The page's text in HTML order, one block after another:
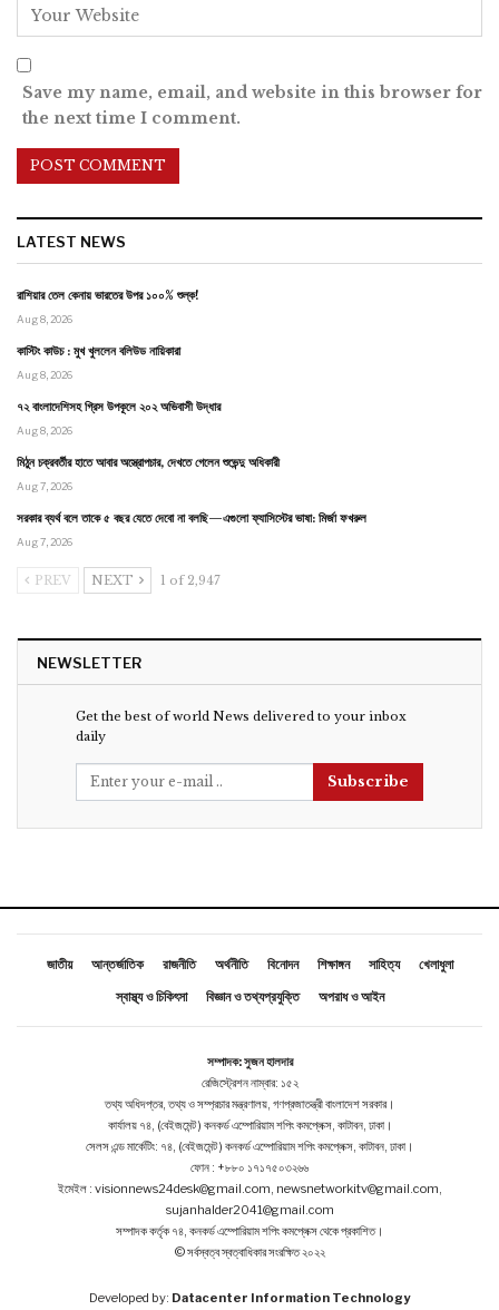
Save my name, email, and website in this browser for
the next time I comment.
LATEST NEWS
রাশিয়ার তেল কেনায় ভারতের উপর ১০০% শুল্ক!
Aug 8, 2026
কাস্টিং কাউচ : মুখ খুললেন বলিউড নায়িকারা
Aug 8, 2026
৭২ বাংলাদেশিসহ গ্রিস উপকূলে ২০২ অভিবাসী উদ্ধার
Aug 8, 2026
মিঠুন চক্রবর্তীর হাতে আবার অস্ত্রোপচার, দেখতে গেলেন শুভেন্দু অধিকারী
Aug 7, 2026
সরকার ব্যর্থ বলে তাকে ৫ বছর যেতে দেবো না বলছি—এগুলো ফ্যাসিস্টের ভাষা: মির্জা ফখরুল
Aug 7, 2026
PREV NEXT 1 of 2,947
NEWSLETTER
Get the best of world News delivered to your inbox
daily
Subscribe
জাতীয় আন্তর্জাতিক রাজনীতি অর্থনীতি বিনোদন শিক্ষাঙ্গন সাহিত্য
খেলাধুলা
স্বাস্থ্য ও চিকিৎসা
বিজ্ঞান ও তথ্যপ্রযুক্তি অপরাধ ও আইন
সম্পাদক: সুজন হালদার
রেজিস্ট্রেশন নাম্বার: ১৫২
তথ্য অধিদপ্তর, তথ্য ও সম্প্রচার মন্ত্রণালয়, গণপ্রজাতন্ত্রী বাংলাদেশ সরকার।
কার্যালয় ৭৪, (বেইজমেন্ট ) কনকর্ড এম্পোরিয়াম শপিং কমপ্লেক্স, কাটাবন, ঢাকা।
সেলস এন্ড মার্কেটিং: ৭৪, (বেইজমেন্ট ) কনকর্ড এম্পোরিয়াম শপিং কমপ্লেক্স, কাটাবন, ঢাকা।
ফোন : +৮৮০ ১৭১৭৫০৩২৬৬
ইমেইল : visionnews24desk@gmail.com, newsnetworkitv@gmail.com,
sujanhalder2041@gmail.com
সম্পাদক কর্তৃক ৭৪, কনকর্ড এম্পোরিয়াম শপিং কমপ্লেক্স থেকে প্রকাশিত।
© সর্বস্বত্ব স্বত্বাধিকার সংরক্ষিত ২০২২
Developed by: Datacenter Information Technology